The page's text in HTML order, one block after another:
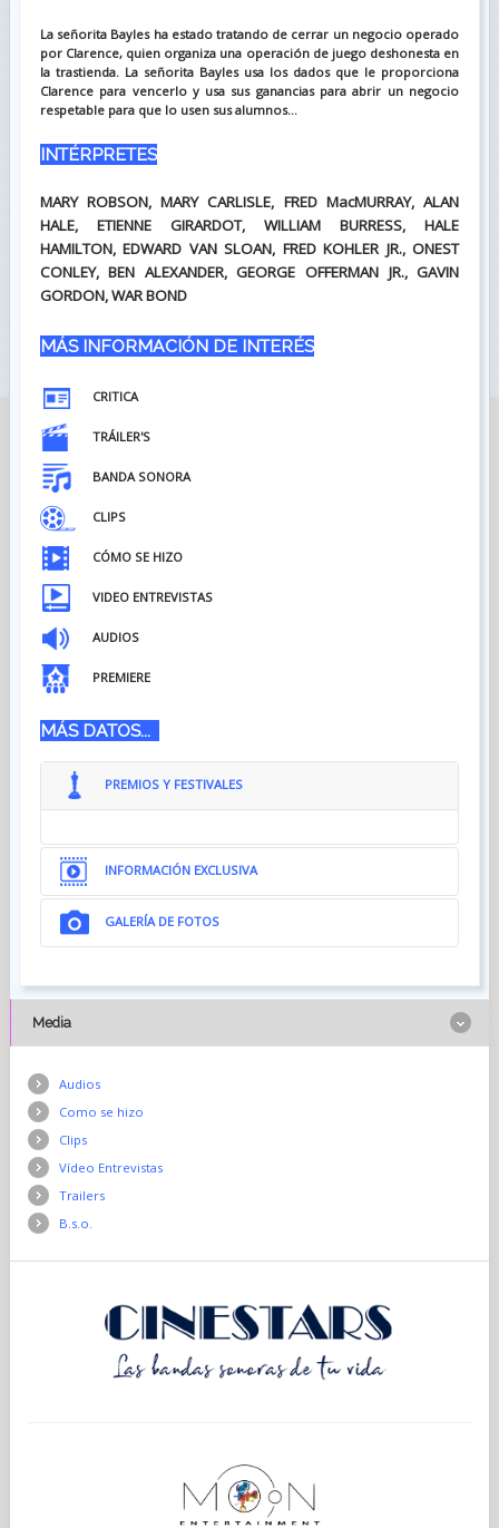
La señorita Bayles ha estado tratando de cerrar un negocio operado
por Clarence, quien organiza una operación de juego deshonesta en
la trastienda. La señorita Bayles usa los dados que le proporciona
Clarence para vencerlo y usa sus ganancias para abrir un negocio
respetable para que lo usen sus alumnos...
INTÉRPRETES
MARY ROBSON, MARY CARLISLE, FRED MacMURRAY, ALAN
HALE, ETIENNE GIRARDOT, WILLIAM BURRESS, HALE
HAMILTON, EDWARD VAN SLOAN, FRED KOHLER JR., ONEST
CONLEY, BEN ALEXANDER, GEORGE OFFERMAN JR., GAVIN
GORDON, WAR BOND
MÁS INFORMACIÓN DE INTERÉS
CRITICA
TRÁILER'S
BANDA SONORA
CLIPS
CÓMO SE HIZO
VIDEO ENTREVISTAS
AUDIOS
PREMIERE
MÁS DATOS...
PREMIOS Y FESTIVALES
INFORMACIÓN EXCLUSIVA
GALERÍA DE FOTOS
Media
Audios
Como se hizo
Clips
Vídeo Entrevistas
Trailers
B.s.o.